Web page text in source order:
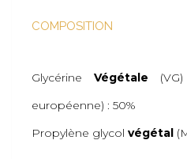
COMPOSITION
Glycérine Végétale
européenne) : 50%
Propylène glycol végétal